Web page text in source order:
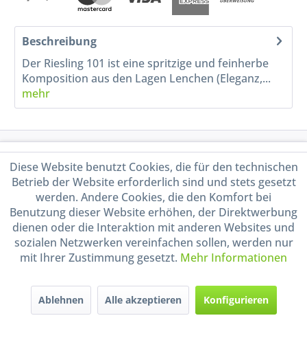
Beschreibung
Der Riesling 101 ist eine spritzige und feinherbe
Komposition aus den Lagen Lenchen (Eleganz,...
mehr
Shop Service
Informationen
Handel mit BIO-Weinen
durch DE-ÖKO-009
Diese Website benutzt Cookies, die für den technischen
Betrieb der Website erforderlich sind und stets gesetzt
werden. Andere Cookies, die den Komfort bei
Benutzung dieser Website erhöhen, der Direktwerbung
dienen oder die Interaktion mit anderen Websites und
sozialen Netzwerken vereinfachen sollen, werden nur
mit Ihrer Zustimmung gesetzt. Mehr Informationen
Ablehnen Alle akzeptieren Konfigurieren